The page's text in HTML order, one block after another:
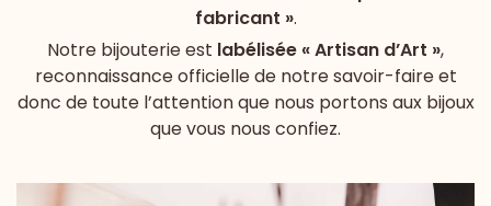
fabricant ».
Notre bijouterie est labélisée « Artisan d’Art »,
reconnaissance officielle de notre savoir-faire et
donc de toute l’attention que nous portons aux bijoux
que vous nous confiez.